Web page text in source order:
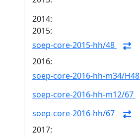
2014:
2015:
soep-core-2015-hh/48
2016:
soep-core-2016-hh-m34/H48
soep-core-2016-hh-m12/67
soep-core-2016-hh/67
2017: